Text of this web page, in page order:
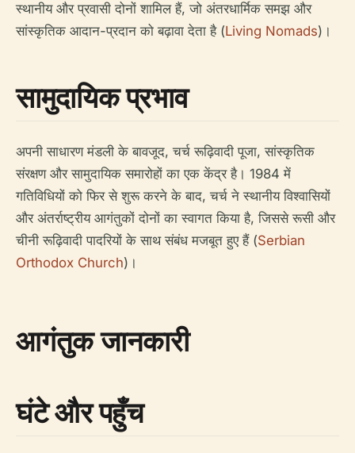
स्थानीय और प्रवासी दोनों शामिल हैं, जो अंतरधार्मिक समझ और
सांस्कृतिक आदान-प्रदान को बढ़ावा देता है (Living Nomads)।
सामुदायिक प्रभाव
अपनी साधारण मंडली के बावजूद, चर्च रूढ़िवादी पूजा, सांस्कृतिक
संरक्षण और सामुदायिक समारोहों का एक केंद्र है। 1984 में
गतिविधियों को फिर से शुरू करने के बाद, चर्च ने स्थानीय विश्वासियों
और अंतर्राष्ट्रीय आगंतुकों दोनों का स्वागत किया है, जिससे रूसी और
चीनी रूढ़िवादी पादरियों के साथ संबंध मजबूत हुए हैं (Serbian
Orthodox Church)।
आगंतुक जानकारी
घंटे और पहुँच